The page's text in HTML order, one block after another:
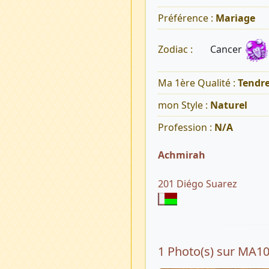
Préférence : Mariage
Zodiac : Cancer
Ma 1ère Qualité :
mon Style : Naturel
Profession : N/A
Achmirah
201 Diégo Suarez
1 Photo(s) sur